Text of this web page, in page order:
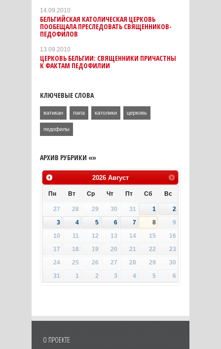
14.09.2010
БЕЛЬГИЙСКАЯ КАТОЛИЧЕСКАЯ ЦЕРКОВЬ
ПООБЕЩАЛА ПРЕСЛЕДОВАТЬ СВЯЩЕННИКОВ-
ПЕДОФИЛОВ
13.09.2010
ЦЕРКОВЬ БЕЛЬГИИ: СВЯЩЕННИКИ ПРИЧАСТНЫ
К ФАКТАМ ПЕДОФИЛИИ
КЛЮЧЕВЫЕ СЛОВА
ватикан папа католики церковь
педофилы
АРХИВ РУБРИКИ «»
2026 Август
Пн Вт Ср Чт Пт Сб Вс
27 28 29 30 31 1
2
3
4 5 6 7 8
9
10
11 12 13 14 15
16
17
18 19 20 21 22
23
24
25 26 27 28 29
30
31
1 2 3 4 5 6
О ПРОЕКТЕ